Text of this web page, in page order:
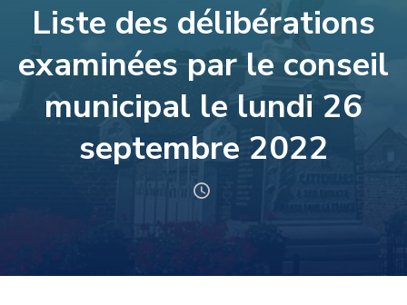
Liste des délibérations
examinées par le conseil
municipal le lundi 26
septembre 2022